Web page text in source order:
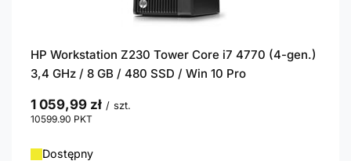
HP Workstation Z230 Tower Core i7 4770 (4-gen.)
3,4 GHz / 8 GB / 480 SSD / Win 10 Pro
1 059,99 zł / szt.
10599.90 PKT
Dostępny